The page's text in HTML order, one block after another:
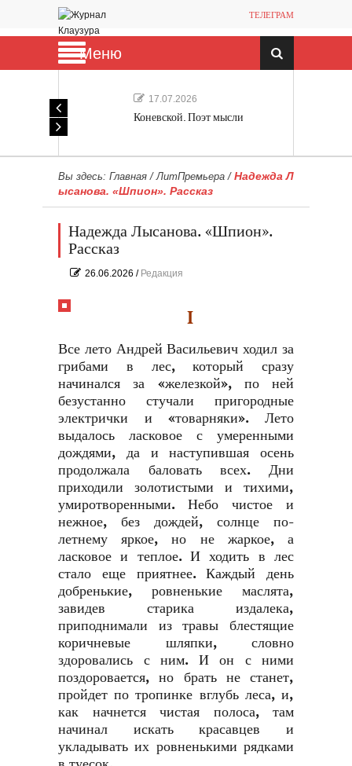
ТЕЛЕГРАМ
Меню
17.07.2026
Коневской. Поэт мысли
Вы здесь: Главная /ЛитПремьера / Надежда Л
ысанова. «Шпион». Рассказ
Надежда Лысанова. «Шпион».
Рассказ
26.06.2026 / Редакция
I
Все лето Андрей Васильевич ходил за
грибами в лес, который сразу
начинался за «железкой», по ней
безустанно стучали пригородные
электрички и «товарняки». Лето
выдалось ласковое с умеренными
дождями, да и наступившая осень
продолжала баловать всех. Дни
приходили золотистыми и тихими,
умиротворенными. Небо чистое и
нежное, без дождей, солнце по-
летнему яркое, но не жаркое, а
ласковое и теплое. И ходить в лес
стало еще приятнее. Каждый день
добренькие, ровненькие маслята,
завидев старика издалека,
приподнимали из травы блестящие
коричневые шляпки, словно
здоровались с ним. И он с ними
поздоровается, но брать не станет,
пройдет по тропинке вглубь леса, и,
как начнется чистая полоса, там
начинал искать красавцев и
укладывать их ровненькими рядками